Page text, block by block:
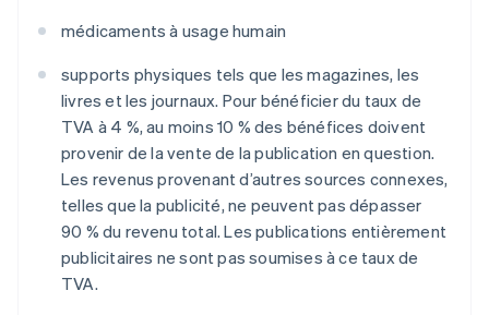
médicaments à usage humain
supports physiques tels que les magazines, les
livres et les journaux. Pour bénéficier du taux de
TVA à 4 %, au moins 10 % des bénéfices doivent
provenir de la vente de la publication en question.
Les revenus provenant d’autres sources connexes,
telles que la publicité, ne peuvent pas dépasser
90 % du revenu total. Les publications entièrement
publicitaires ne sont pas soumises à ce taux de
TVA.